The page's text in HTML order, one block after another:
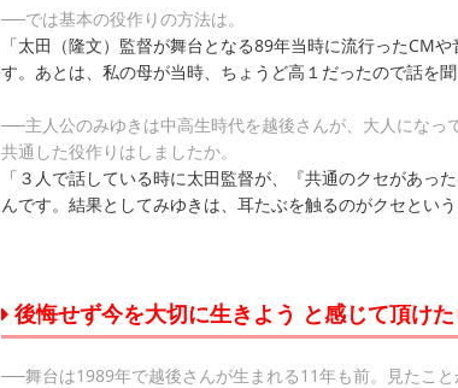
──では基本の役作りの方法は。
「太田（隆文）監督が舞台となる89年当時に流行ったCM
す。あとは、私の母が当時、ちょうど高１だったので話を聞
──主人公のみゆきは中高生時代を越後さんが、大人になっ
共通した役作りはしましたか。
「３人で話している時に太田監督が、『共通のクセがあっ
んです。結果としてみゆきは、耳たぶを触るのがクセという
後悔せず今を大切に生きよう と感じて頂け
──舞台は1989年で越後さんが生まれる11年も前。見たこと